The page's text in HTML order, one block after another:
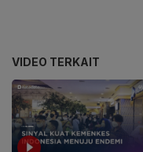
VIDEO TERKAIT